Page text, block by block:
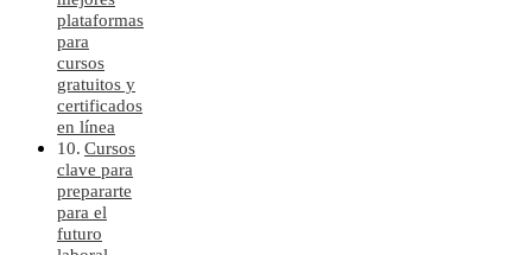
plataformas
para
cursos
gratuitos y
certificados
en línea
Cursos
clave para
prepararte
para el
futuro